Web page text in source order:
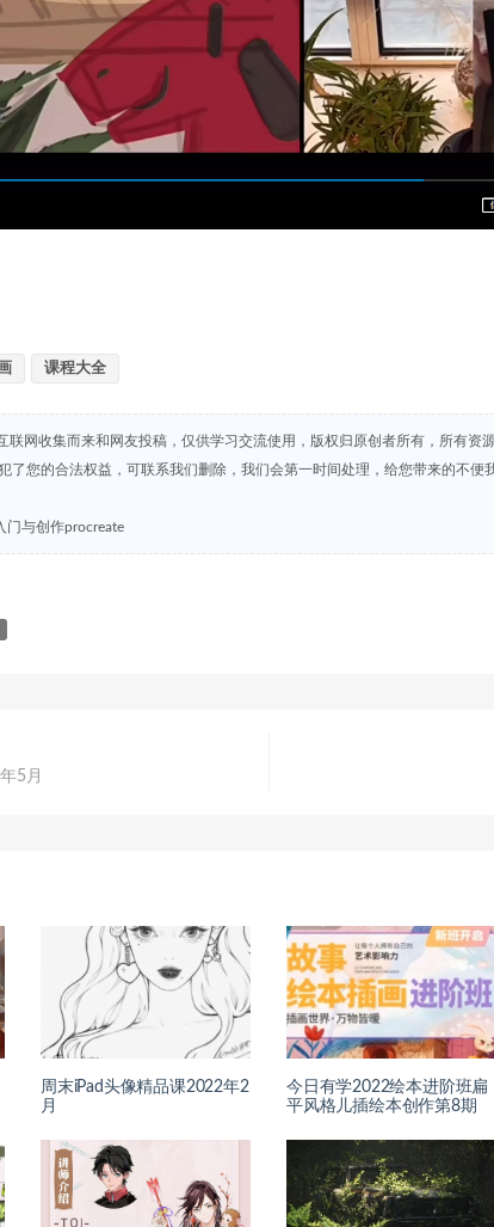
课程大全
联网收集而来和网友投稿，仅供学习交流使用，版权归原创者所有，所有资
了您的合法权益，可联系我们删除，我们会第一时间处理，给您带来的不便
门与创作procreate
5月
周末iPad头像精品课2022年2
月
今日有学2022绘本进阶班扁
平风格儿插绘本创作第8期